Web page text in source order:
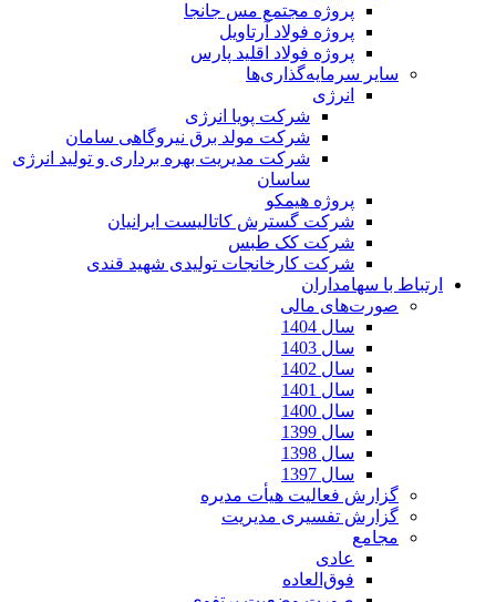
پروژه مجتمع مس جانجا
پروژه فولاد آرتاویل
پروژه فولاد اقلید پارس
سایر سرمایه‌گذاری‌ها
انرژی
شرکت پویا انرژی
شرکت مولد برق نیروگاهی سامان
شرکت مدیریت بهره برداری و تولید انرژی
ساسان
پروژه هیمکو
شرکت گسترش کاتالیست ایرانیان
شرکت کک طبس
شرکت کارخانجات تولیدی شهید قندی
ارتباط با سهامداران
صورت‌های مالی
سال 1404
سال 1403
سال 1402
سال 1401
سال 1400
سال 1399
سال 1398
سال 1397
گزارش فعالیت هیأت مدیره
گزارش تفسیری مدیریت
مجامع
عادی
فوق‌العاده